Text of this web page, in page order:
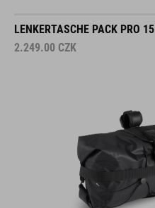
LENKERTASCHE PACK PRO 15
2.249.00 CZK